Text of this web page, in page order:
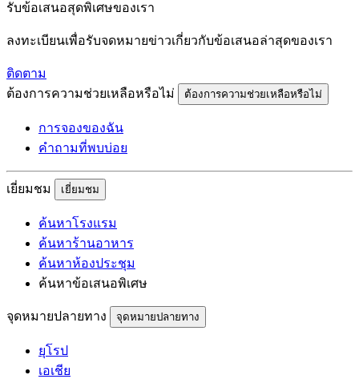
รับข้อเสนอสุดพิเศษของเรา
ลงทะเบียนเพื่อรับจดหมายข่าวเกี่ยวกับข้อเสนอล่าสุดของเรา
ติดตาม
ต้องการความช่วยเหลือหรือไม่
ต้องการความช่วยเหลือหรือไม่
การจองของฉัน
คำถามที่พบบ่อย
เยี่ยมชม เยี่ยมชม
ค้นหาโรงแรม
ค้นหาร้านอาหาร
ค้นหาห้องประชุม
ค้นหาข้อเสนอพิเศษ
จุดหมายปลายทาง จุดหมายปลายทาง
ยุโรป
เอเชีย